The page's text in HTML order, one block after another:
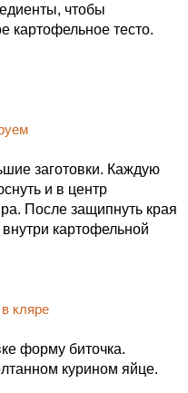
чтобы
картофельное тесто.
заготовки. Каждую
и в центр
После защипнуть края
картофельной
форму биточка.
курином яйце.